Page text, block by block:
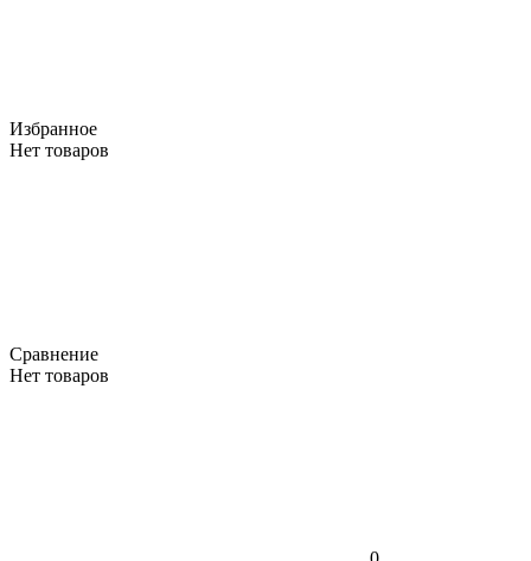
Избранное
Нет товаров
Сравнение
Нет товаров